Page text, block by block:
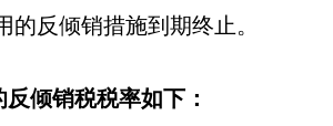
的反倾销措施到期终止。
倾销税税率如下：